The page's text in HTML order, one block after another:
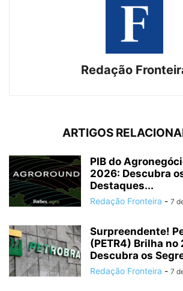
Redação
ARTIGOS
PIB do
2026: Descubra
Destaques...
Redação Fronteira - 7
Surpreendente!
(PETR4) Brilha no
Descubra os
Redação Fronteira - 7